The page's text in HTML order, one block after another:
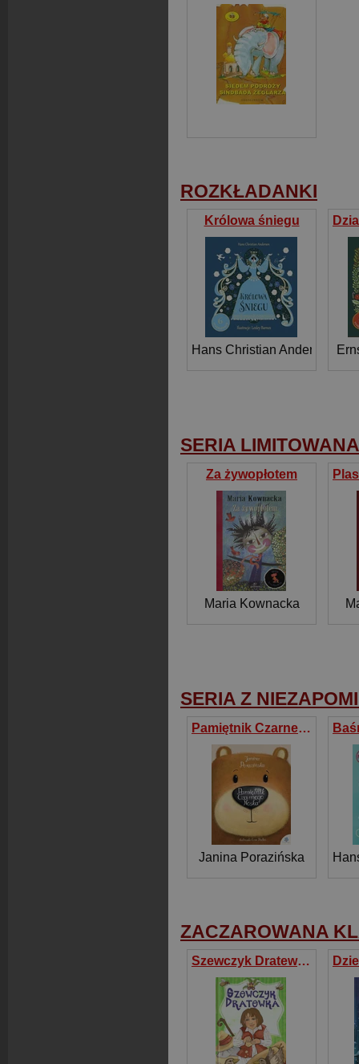
ROZKŁADANKI
Królowa śniegu
Hans Christian Andersen
SERIA LIMITOWANA
Za żywopłotem
Maria Kownacka
SERIA Z
Pamiętnik Czarnego Noska
Janina Porazińska
ZACZAROWANA
Szewczyk Dratewka Zaczarowana klasyka